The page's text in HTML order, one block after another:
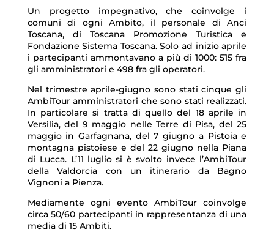
Un progetto impegnativo, che coinvolge i
comuni di ogni Ambito, il personale di Anci
Toscana, di Toscana Promozione Turistica e
Fondazione Sistema Toscana. Solo ad inizio aprile
i partecipanti ammontavano a più di 1000: 515 fra
gli amministratori e 498 fra gli operatori.
Nel trimestre aprile-giugno sono stati cinque gli
AmbiTour amministratori che sono stati realizzati.
In particolare si tratta di quello del 18 aprile in
Versilia, del 9 maggio nelle Terre di Pisa, del 25
maggio in Garfagnana, del 7 giugno a Pistoia e
montagna pistoiese e del 22 giugno nella Piana
di Lucca. L’11 luglio si è svolto invece l’AmbiTour
della Valdorcia con un itinerario da Bagno
Vignoni a Pienza.
Mediamente ogni evento AmbiTour coinvolge
circa 50/60 partecipanti in rappresentanza di una
media di 15 Ambiti.